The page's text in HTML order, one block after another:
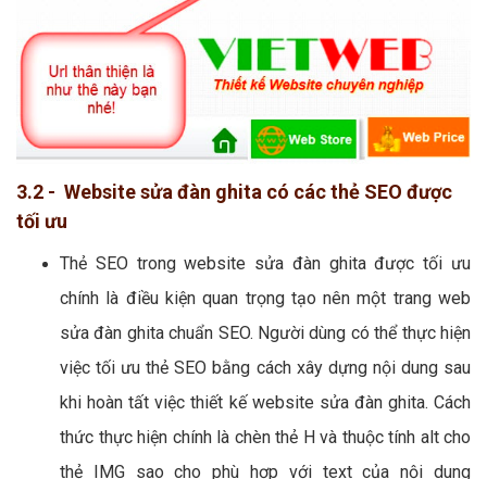
3.2 - Website sửa đàn ghita có các thẻ SEO được
tối ưu
Thẻ SEO trong website sửa đàn ghita được tối ưu
chính là điều kiện quan trọng tạo nên một trang web
sửa đàn ghita chuẩn SEO. Người dùng có thể thực hiện
việc tối ưu thẻ SEO bằng cách xây dựng nội dung sau
khi hoàn tất việc thiết kế website sửa đàn ghita. Cách
thức thực hiện chính là chèn thẻ H và thuộc tính alt cho
thẻ IMG sao cho phù hợp với text của nội dung